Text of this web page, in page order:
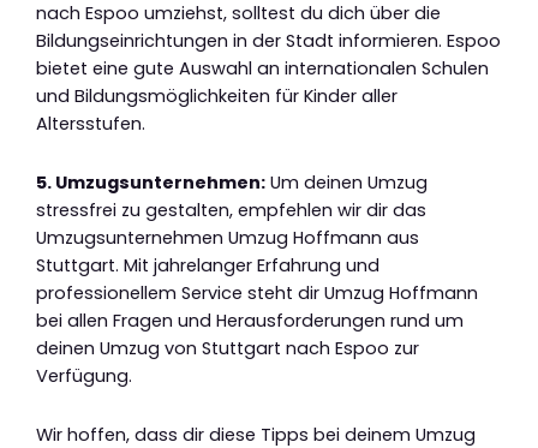
nach Espoo umziehst, solltest du dich über die
Bildungseinrichtungen in der Stadt informieren. Espoo
bietet eine gute Auswahl an internationalen Schulen
und Bildungsmöglichkeiten für Kinder aller
Altersstufen.
5. Umzugsunternehmen: Um deinen Umzug
stressfrei zu gestalten, empfehlen wir dir das
Umzugsunternehmen Umzug Hoffmann aus
Stuttgart. Mit jahrelanger Erfahrung und
professionellem Service steht dir Umzug Hoffmann
bei allen Fragen und Herausforderungen rund um
deinen Umzug von Stuttgart nach Espoo zur
Verfügung.
Wir hoffen, dass dir diese Tipps bei deinem Umzug